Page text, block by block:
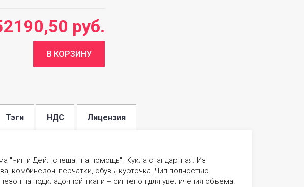
руб.
Тэги НДС Лицензия
"Чип и Дейл спешат на помощь". Кукла стандартная. Из
комбинезон, перчатки, обувь, курточка. Чип полностью
на подкладочной ткани + синтепон для увеличения объема.